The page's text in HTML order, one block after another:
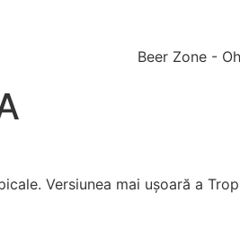
Versiunea mai ușoară a